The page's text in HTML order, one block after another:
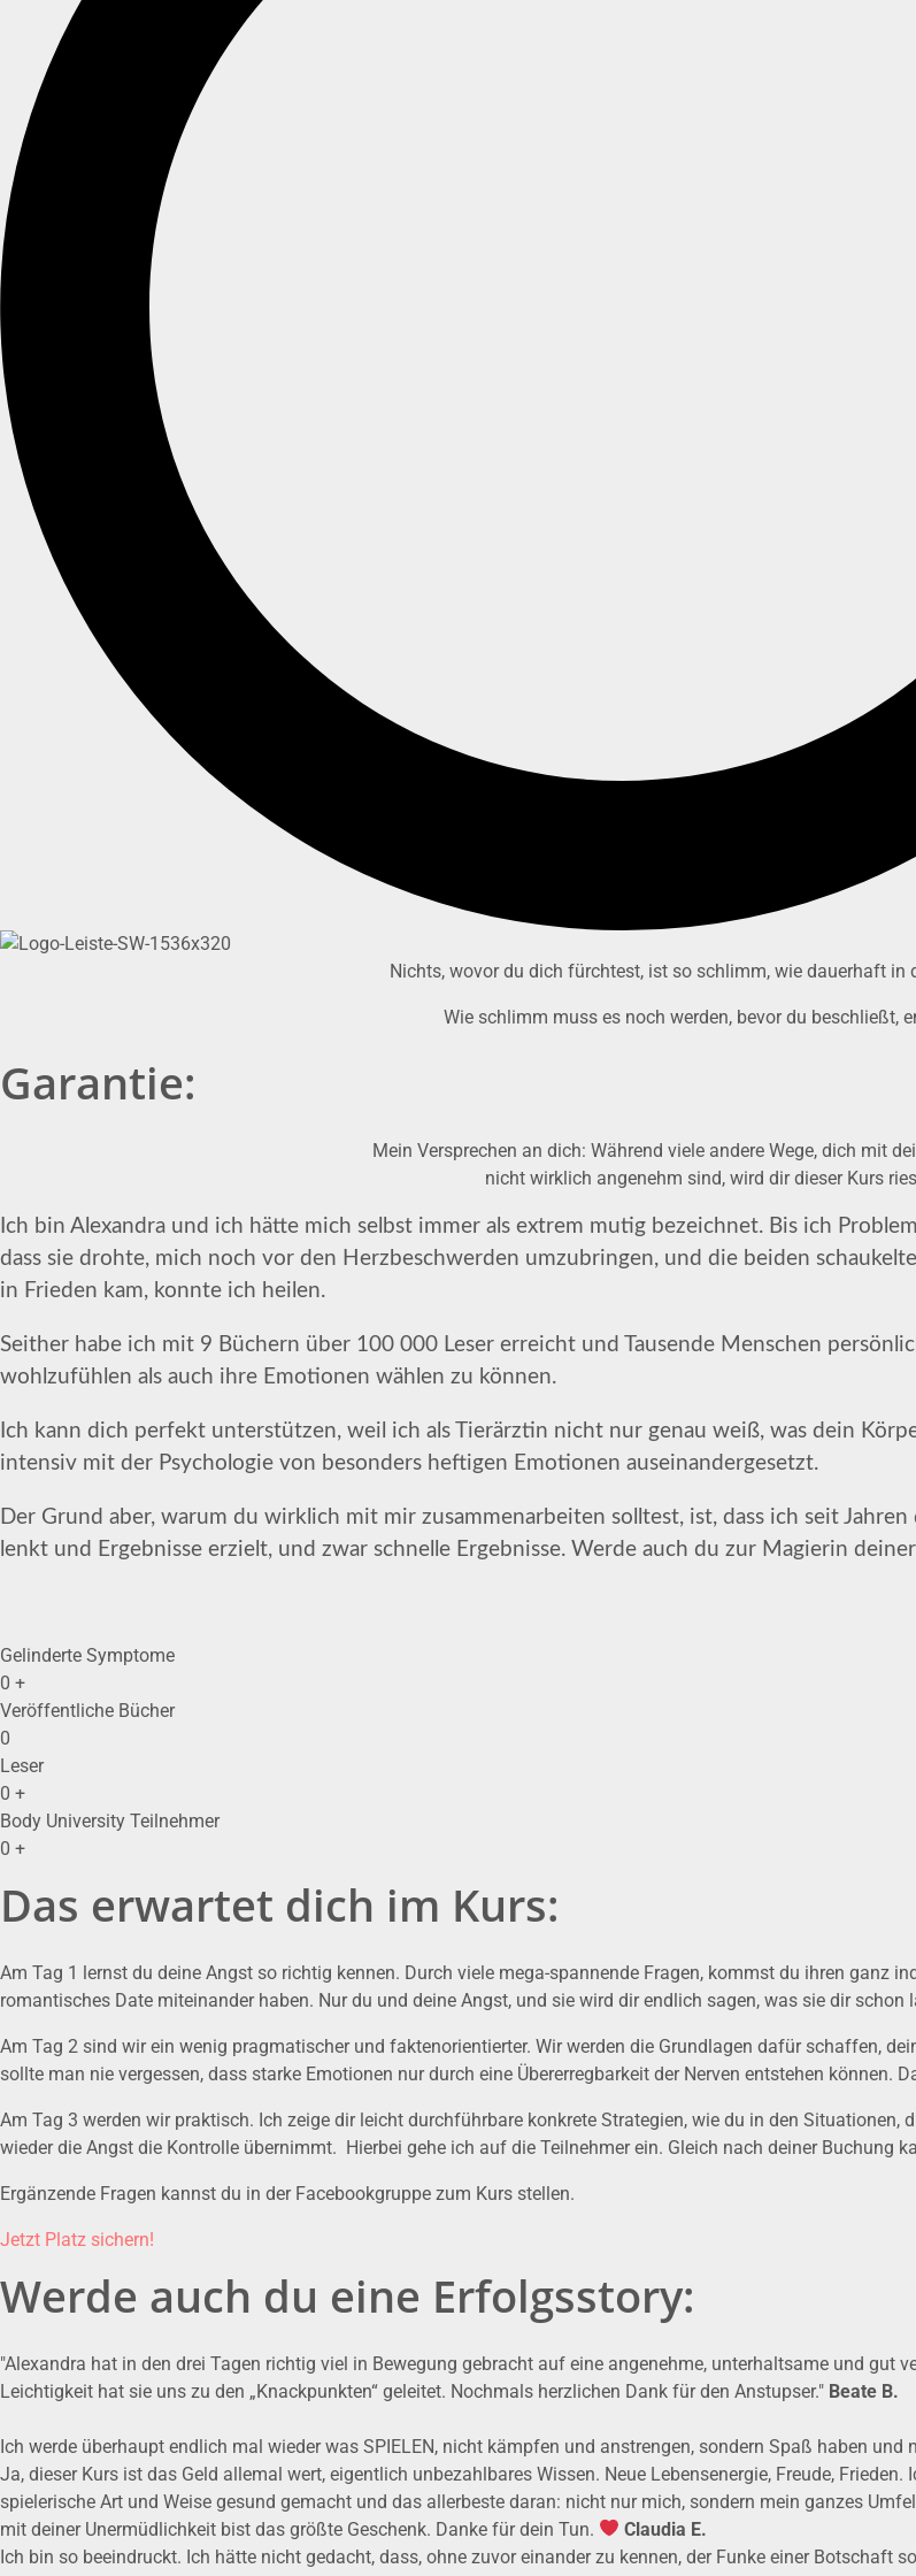
Nichts, wovor du dich fürchtest, ist so schlimm, wie dauerhaft in
Wie schlimm muss es noch werden, bevor du beschließt,
Garantie:
Mein Versprechen an dich: Während viele andere Wege, dich mit
nicht wirklich angenehm sind, wird dir dieser Kurs
Ich bin Alexandra und ich hätte mich selbst immer als extrem mutig bezeichnet. Bis ich
dass sie drohte, mich noch vor den Herzbeschwerden umzubringen, und die beiden
in Frieden kam, konnte ich heilen.
Seither habe ich mit 9 Büchern über 100 000 Leser erreicht und Tausende Menschen
wohlzufühlen als auch ihre Emotionen wählen zu können.
Ich kann dich perfekt unterstützen, weil ich als Tierärztin nicht nur genau weiß, was dein
intensiv mit der Psychologie von besonders heftigen Emotionen auseinandergesetzt.
Der Grund aber, warum du wirklich mit mir zusammenarbeiten solltest, ist, dass ich seit
lenkt und Ergebnisse erzielt, und zwar schnelle Ergebnisse. Werde auch du zur Magierin
Gelinderte Symptome
0 +
Veröffentliche Bücher
0
Leser
0 +
Body University Teilnehmer
0 +
Das erwartet dich im Kurs:
Am Tag 1 lernst du deine Angst so richtig kennen. Durch viele mega-spannende Fragen, kommst du ihren ganz
romantisches Date miteinander haben. Nur du und deine Angst, und sie wird dir endlich sagen, was sie dir schon
Am Tag 2 sind wir ein wenig pragmatischer und faktenorientierter. Wir werden die Grundlagen dafür schaffen,
sollte man nie vergessen, dass starke Emotionen nur durch eine Übererregbarkeit der Nerven entstehen können.
Am Tag 3 werden wir praktisch. Ich zeige dir leicht durchführbare konkrete Strategien, wie du in den
wieder die Angst die Kontrolle übernimmt. Hierbei gehe ich auf die Teilnehmer ein. Gleich nach deiner Buchung
Ergänzende Fragen kannst du in der Facebookgruppe zum Kurs stellen.
Jetzt Platz sichern!
Werde auch du eine Erfolgsstory:
"Alexandra hat in den drei Tagen richtig viel in Bewegung gebracht auf eine angenehme, unterhaltsame und gut
Leichtigkeit hat sie uns zu den „Knackpunkten“ geleitet. Nochmals herzlichen Dank für den Anstupser." Beate B.
Ich werde überhaupt endlich mal wieder was SPIELEN, nicht kämpfen und anstrengen, sondern Spaß haben und
Ja, dieser Kurs ist das Geld allemal wert, eigentlich unbezahlbares Wissen. Neue Lebensenergie, Freude,
spielerische Art und Weise gesund gemacht und das allerbeste daran: nicht nur mich, sondern mein ganzes
mit deiner Unermüdlichkeit bist das größte Geschenk. Danke für dein Tun.
Claudia E.
Ich bin so beeindruckt. Ich hätte nicht gedacht, dass, ohne zuvor einander zu kennen, der Funke einer Botschaft